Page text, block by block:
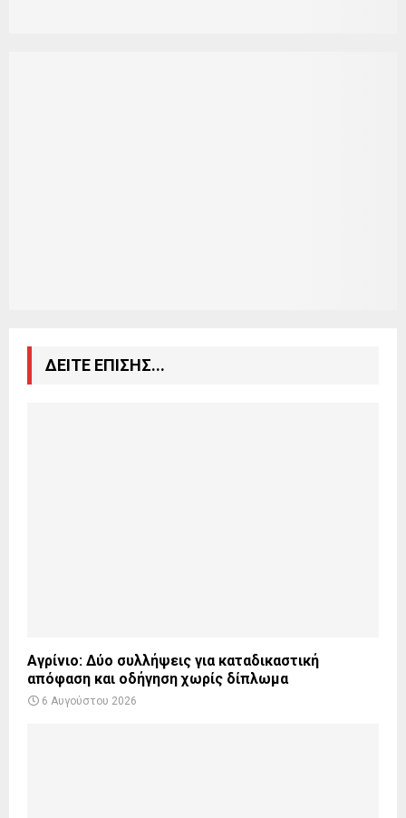
ΔΕΙΤΕ ΕΠΙΣΗΣ...
Αγρίνιο: Δύο συλλήψεις για καταδικαστική
απόφαση και οδήγηση χωρίς δίπλωμα
6 Αυγούστου 2026